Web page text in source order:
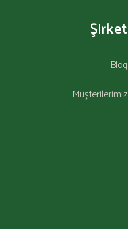
Şirket
Blog
Müşterilerimiz